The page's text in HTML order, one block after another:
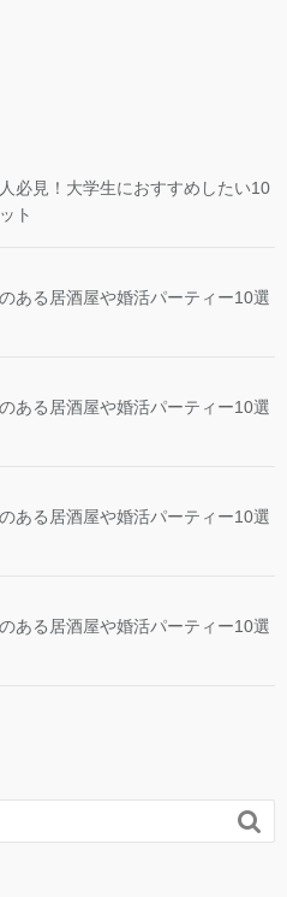
必見！大学生におすすめしたい10
ト
ある居酒屋や婚活パーティー10選
ある居酒屋や婚活パーティー10選
ある居酒屋や婚活パーティー10選
ある居酒屋や婚活パーティー10選
